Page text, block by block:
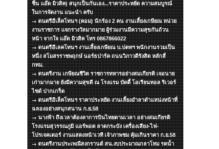
ชิ้น แอ๊ด มิวสิค) สนุกเป็นกันเอง...ราคาประหยัด ความสมบูรณ์
ในการจัดงาน แนะนำ ครับ
ดนตรีอีเล็คโทนฯ (คอม) นักร้อง 2 คน งานเลี้ยงเกษียณ หน่วย
งานราชการ แจกรางวัลมากมาย ผู้ร่วมงานมีความสุขกันถ้วน
หน้า จากใจ แอ๊ด มิวสิค โทร 0867866022
ดนตรีอีเลคโทนฯ งานเลี้ยงเกษียณ บ.ปตทฯ พนักงานรวมเป็น
หนึ่ง สโมสรราชพฤกษ์ นอร์ธปาร์ค ถนนวิภาวดีรังสิต หลักสี่
กทม.
ดนตรีงาน เกษียณชีวิต ราชการทหารอย่างสมเกียรติ เจอนาย
เก่ามากมาย ยังมีความสุขดี ณ โรงแรม บัดดี้ โอเรียนทอล ริเวอร์
ไซด์ ปากเกร็ด
ดนตรีอีเล็คโทนฯ ราคาประหยัด งานเลี้ยงอำลาตำแหน่งหน้าที่
ฉลองอย่างสนุกสนาน ก.ย.58
นางฟ้า ถึงเวลาต้องลาการบินไทยตามเวลา อย่างสมเกียรติ
โรงแรมสุวรรณภูมิ แอร์พอต ลาดกระบัง เครื่องเสียง-ไฟ-
โปรเจคเตอร์ งานแสดงหน้าเวที เจ้าภาพชม คุ้มเกินราคา ก.ย.58
ดนตรีงานประเพณีสงกรานต์ สน.งบประมาณกลาโหม รดน้ำ